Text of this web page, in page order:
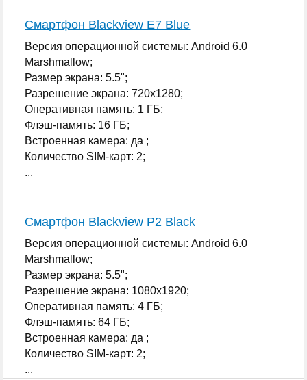
Смартфон Blackview E7 Blue
Версия операционной системы: Android 6.0
Marshmallow;
Размер экрана: 5.5";
Разрешение экрана: 720x1280;
Оперативная память: 1 ГБ;
Флэш-память: 16 ГБ;
Встроенная камера: да ;
Количество SIM-карт: 2;
...
Смартфон Blackview P2 Black
Версия операционной системы: Android 6.0
Marshmallow;
Размер экрана: 5.5";
Разрешение экрана: 1080x1920;
Оперативная память: 4 ГБ;
Флэш-память: 64 ГБ;
Встроенная камера: да ;
Количество SIM-карт: 2;
...